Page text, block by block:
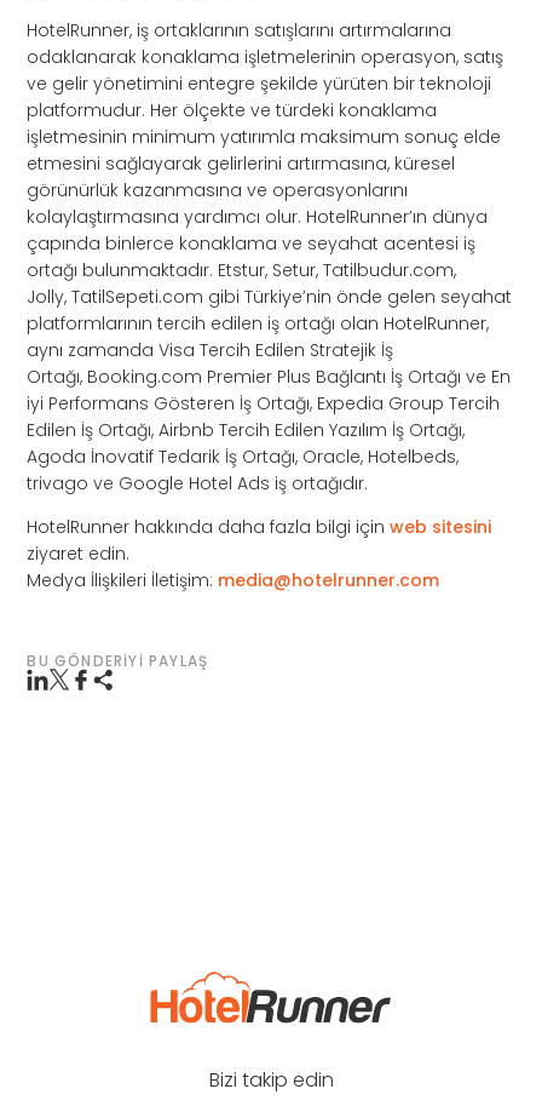
HotelRunner, iş ortaklarının satışlarını artırmalarına
odaklanarak konaklama işletmelerinin operasyon, satış
ve gelir yönetimini entegre şekilde yürüten bir teknoloji
platformudur. Her ölçekte ve türdeki konaklama
işletmesinin minimum yatırımla maksimum sonuç elde
etmesini sağlayarak gelirlerini artırmasına, küresel
görünürlük kazanmasına ve operasyonlarını
kolaylaştırmasına yardımcı olur. HotelRunner’ın dünya
çapında binlerce konaklama ve seyahat acentesi iş
ortağı bulunmaktadır. Etstur, Setur, Tatilbudur.com,
Jolly, TatilSepeti.com gibi Türkiye’nin önde gelen seyahat
platformlarının tercih edilen iş ortağı olan HotelRunner,
aynı zamanda Visa Tercih Edilen Stratejik İş
Ortağı, Booking.com Premier Plus Bağlantı İş Ortağı ve En
iyi Performans Gösteren İş Ortağı, Expedia Group Tercih
Edilen İş Ortağı, Airbnb Tercih Edilen Yazılım İş Ortağı,
Agoda İnovatif Tedarik İş Ortağı, Oracle, Hotelbeds,
trivago ve Google Hotel Ads iş ortağıdır.
HotelRunner hakkında daha fazla bilgi içinweb sitesini
ziyaret edin.
Medya İlişkileri İletişim: media@hotelrunner.com
BU GÖNDERIYI PAYLAŞ
Bizi takip edin